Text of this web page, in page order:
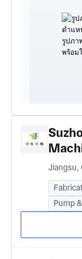
Jiangsu,
Pump